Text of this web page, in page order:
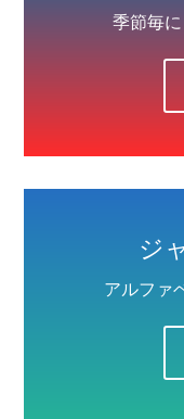
季節毎
ジ
アルファ